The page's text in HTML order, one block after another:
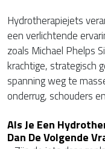
Hydrotherapiejets
een verlichtende
zoals Michael Phelps
krachtige, strategisch
spanning weg te
onderrug, schouders
Als Je Een
Dan DeVolgende